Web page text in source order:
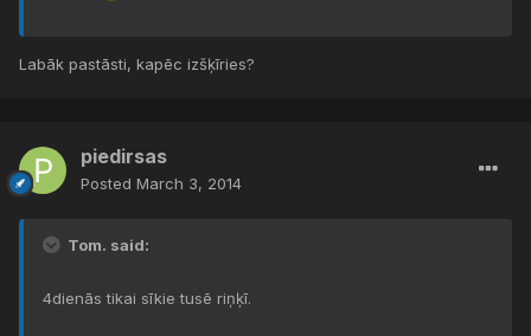
Labāk pastāsti, kapēc izšķīries?
piedirsas
Posted March 3, 2014
Tom. said:
4dienās tikai sīkie tusē riņķī.